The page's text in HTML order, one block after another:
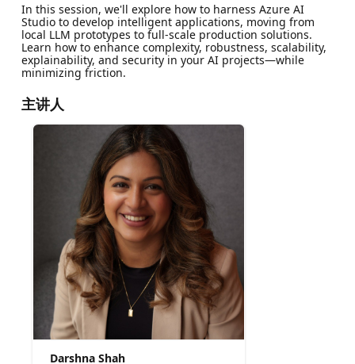
In this session, we'll explore how to harness Azure AI
Studio to develop intelligent applications, moving from
local LLM prototypes to full-scale production solutions.
Learn how to enhance complexity, robustness, scalability,
explainability, and security in your AI projects—while
minimizing friction.
主讲人
Darshna Shah